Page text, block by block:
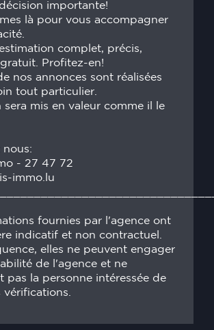
importante!
là pour vous accompagner
complet, précis,
Profitez-en!
nos annonces sont réalisées
tout particulier.
sera mis en valeur comme il le
nous:
- 27 47 72
immo.lu
fournies par l'agence ont
indicatif et non contractuel.
elles ne peuvent engager
de l'agence et ne
pas la personne intéressée de
vérifications.